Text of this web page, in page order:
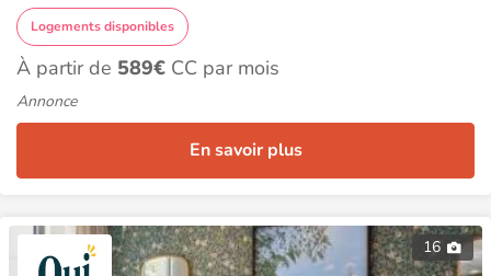
Logements disponibles
À partir de 589€ CC par mois
Annonce
En savoir plus
16